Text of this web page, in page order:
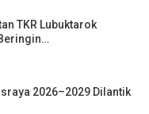
TKR Lubuktarok
2026–2029 Dilantik